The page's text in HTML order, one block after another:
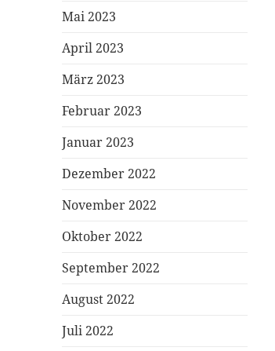
Mai 2023
April 2023
März 2023
Februar 2023
Januar 2023
Dezember 2022
November 2022
Oktober 2022
September 2022
August 2022
Juli 2022